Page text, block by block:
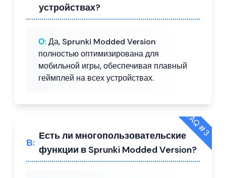
устройствах?
О: Да, Sprunki Modded Version
полностью оптимизирована для
мобильной игры, обеспечивая плавный
геймплей на всех устройствах.
FAQ #
3
В:
Есть ли многопользовательские
функции в Sprunki Modded Version?